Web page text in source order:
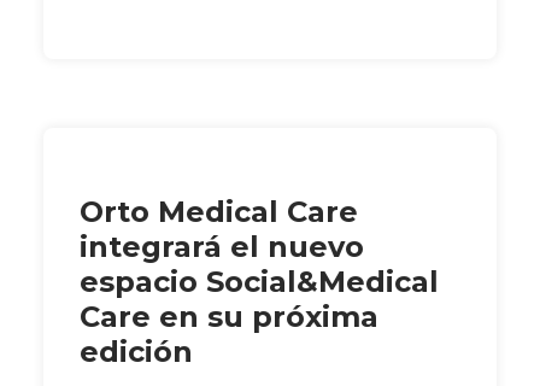
Orto Medical Care
integrará el nuevo
espacio Social&Medical
Care en su próxima
edición